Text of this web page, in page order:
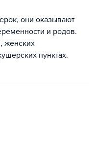
они оказывают
и родов.
женских
пунктах.